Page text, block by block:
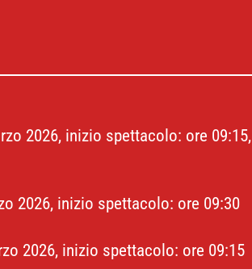
2026, inizio spettacolo: ore
2026, inizio spettacolo: ore 09:30
2026, inizio spettacolo: ore 09:15